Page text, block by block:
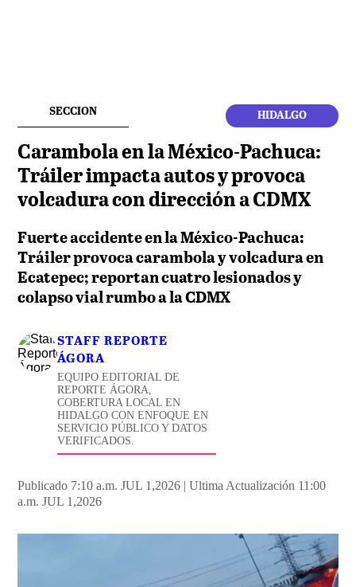
SECCION HIDALGO
Carambola en la México-Pachuca:
Tráiler impacta autos y provoca
volcadura con dirección a CDMX
Fuerte accidente en la México-Pachuca:
Tráiler provoca carambola y volcadura en
Ecatepec; reportan cuatro lesionados y
colapso vial rumbo a la CDMX
STAFF REPORTE
ÁGORA
EQUIPO EDITORIAL DE
REPORTE ÁGORA,
COBERTURA LOCAL EN
HIDALGO CON ENFOQUE EN
SERVICIO PÚBLICO Y DATOS
VERIFICADOS.
Publicado 7:10 a.m. JUL 1,2026 | Ultima Actualización 11:00
a.m. JUL 1,2026